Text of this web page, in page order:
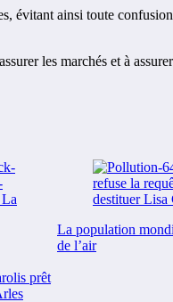
évitant ainsi toute
les marchés et à
prêt
La population
de l’air